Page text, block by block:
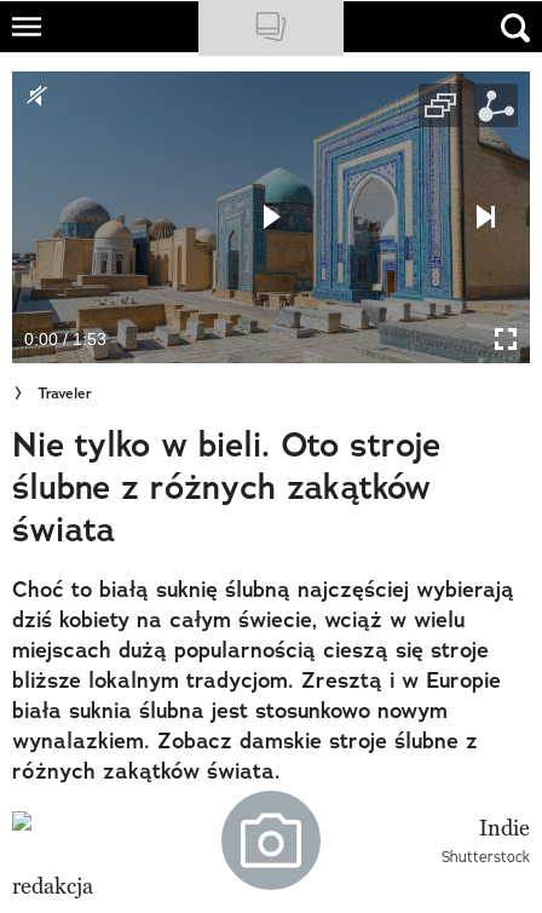
Skip
main
NATIONAL GEOGRAPHIC
Sklep
Newsletter
Cuda Polski
Wielki Konkurs Fotograficzny
Trendbook Podróżniczy
Polecane
0:00 / 1:53
Traveler
Nie tylko w bieli. Oto stroje
ślubne z różnych zakątków
świata
Choć to białą suknię ślubną najczęściej wybierają
dziś kobiety na całym świecie, wciąż w wielu
miejscach dużą popularnością cieszą się stroje
bliższe lokalnym tradycjom. Zresztą i w Europie
biała suknia ślubna jest stosunkowo nowym
wynalazkiem. Zobacz damskie stroje ślubne z
różnych zakątków świata.
Shutterstock
redakcja